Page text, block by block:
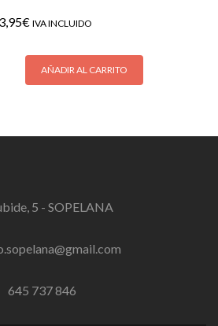
€ IVA INCLUIDO
AÑADIR AL CARRITO
5 - SOPELANA
645 737 846